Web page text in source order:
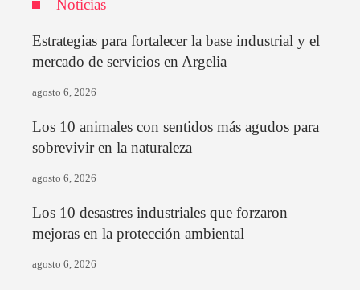
Noticias
Estrategias para fortalecer la base industrial y el
mercado de servicios en Argelia
agosto 6, 2026
Los 10 animales con sentidos más agudos para
sobrevivir en la naturaleza
agosto 6, 2026
Los 10 desastres industriales que forzaron
mejoras en la protección ambiental
agosto 6, 2026